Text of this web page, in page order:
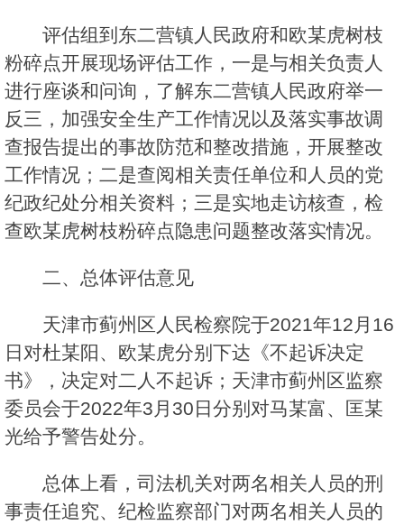
评估组到东二营镇人民政府和欧某虎树枝
粉碎点开展现场评估工作，一是与相关负责人
进行座谈和问询，了解东二营镇人民政府举一
反三，加强安全生产工作情况以及落实事故调
查报告提出的事故防范和整改措施，开展整改
工作情况；二是查阅相关责任单位和人员的党
纪政纪处分相关资料；三是实地走访核查，检
查欧某虎树枝粉碎点隐患问题整改落实情况。
二、总体评估意见
天津市蓟州区人民检察院于2021年12月16
日对杜某阳、欧某虎分别下达《不起诉决定
书》，决定对二人不起诉；天津市蓟州区监察
委员会于2022年3月30日分别对马某富、匡某
光给予警告处分。
总体上看，司法机关对两名相关人员的刑
事责任追究、纪检监察部门对两名相关人员的